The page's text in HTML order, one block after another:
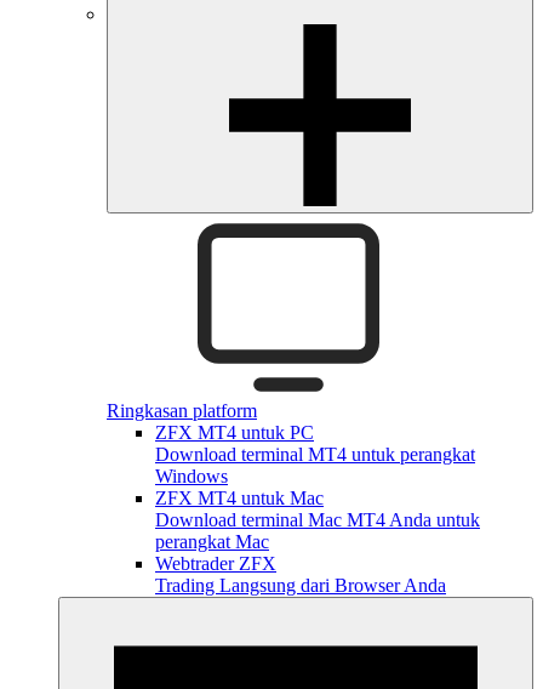
Ringkasan platform
ZFX MT4 untuk PC
Download terminal MT4 untuk perangkat
Windows
ZFX MT4 untuk Mac
Download terminal Mac MT4 Anda untuk
perangkat Mac
Webtrader ZFX
Trading Langsung dari Browser Anda